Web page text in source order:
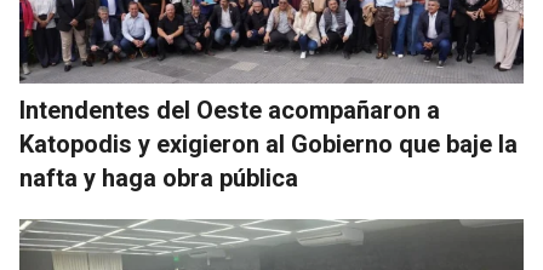
Intendentes del Oeste acompañaron a
Katopodis y exigieron al Gobierno que baje la
nafta y haga obra pública